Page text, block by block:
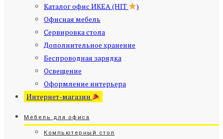
Каталог офис ИКЕА (HIT
)
Офисная мебель
Сервировка стола
Дополнительное хранение
Беспроводная зарядка
Освещение
Оформление интерьера
Интернет-магазин
Мебель для офиса
Компьютерный стол